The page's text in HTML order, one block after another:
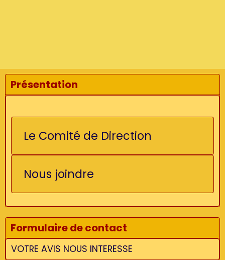
Présentation
Le Comité de Direction
Nous joindre
Formulaire de contact
VOTRE AVIS NOUS INTERESSE